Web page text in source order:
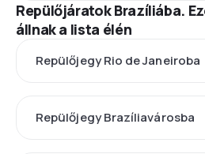
Repülőjáratok Brazíliába.
állnak a lista élén
Repülőjegy Rio de Janeiroba
Repülőjegy Brazíliavárosba